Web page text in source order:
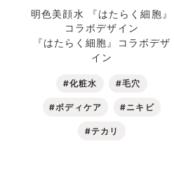
明色美顔水 『はたらく細胞』
コラボデザイン
『はたらく細胞』コラボデザ
イン
#化粧水 #毛穴
#ボディケア #ニキビ
#テカリ